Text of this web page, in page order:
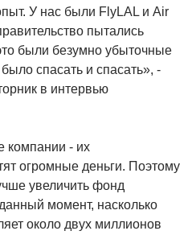
У нас были FlyLAL и Air
пытались
были безумно убыточные
спасать и спасать», -
в интервью
компании - их
огромные деньги. Поэтому
увеличить фонд
момент, насколько
около двух миллионов